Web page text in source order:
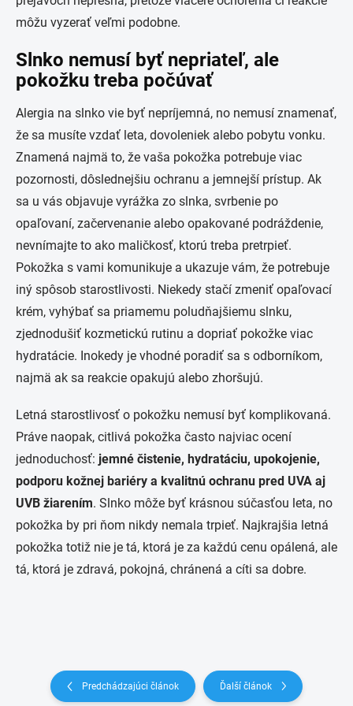
môžu vyzerať veľmi podobne.
Slnko nemusí byť nepriateľ, ale
pokožku treba počúvať
Alergia na slnko vie byť nepríjemná, no nemusí znamenať,
že sa musíte vzdať leta, dovoleniek alebo pobytu vonku.
Znamená najmä to, že vaša pokožka potrebuje viac
pozornosti, dôslednejšiu ochranu a jemnejší prístup. Ak
sa u vás objavuje vyrážka zo slnka, svrbenie po
opaľovaní, začervenanie alebo opakované podráždenie,
nevnímajte to ako maličkosť, ktorú treba pretrpieť.
Pokožka s vami komunikuje a ukazuje vám, že potrebuje
iný spôsob starostlivosti. Niekedy stačí zmeniť opaľovací
krém, vyhýbať sa priamemu poludňajšiemu slnku,
zjednodušiť kozmetickú rutinu a dopriať pokožke viac
hydratácie. Inokedy je vhodné poradiť sa s odborníkom,
najmä ak sa reakcie opakujú alebo zhoršujú.
Letná starostlivosť o pokožku nemusí byť komplikovaná.
Práve naopak, citlivá pokožka často najviac ocení
jednoduchosť: jemné čistenie, hydratáciu, upokojenie,
podporu kožnej bariéry a kvalitnú ochranu pred UVA aj
UVB žiarením. Slnko môže byť krásnou súčasťou leta, no
pokožka by pri ňom nikdy nemala trpieť. Najkrajšia letná
pokožka totiž nie je tá, ktorá je za každú cenu opálená, ale
tá, ktorá je zdravá, pokojná, chránená a cíti sa dobre.
Predchádzajúci článok Ďalší článok